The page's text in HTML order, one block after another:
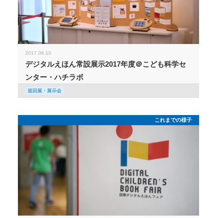
2017.06.10
デジタルえほん常設展示2017年度＠こども科学セ
ンター・ハチラボ
巡回展・展示会
これまでの様子